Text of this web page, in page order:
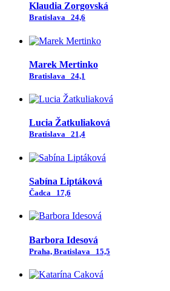
Klaudia Zorgovská
Bratislava 24,6
Marek Mertinko
Bratislava 24,1
Lucia Žatkuliaková
Bratislava 21,4
Sabína Liptáková
Čadca 17,6
Barbora Idesová
Praha, Bratislava 15,5